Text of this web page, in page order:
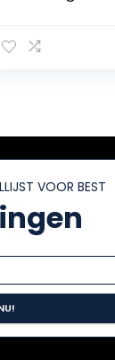
grote ritssluiting,
vrijduiken en
vissen
VOOR BEST